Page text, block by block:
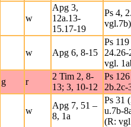
w
Apg 3,
12a.13-
15.17-19
Ps 4,
vgl.7b)
w Apg 6, 8-15
Ps
vgl.
g r
2 Tim 2, 8-
13; 3, 10-12
Ps
2b.2c-
w
Apg 7, 51 –
8, 1a
Ps 31
u.7b-
(R: